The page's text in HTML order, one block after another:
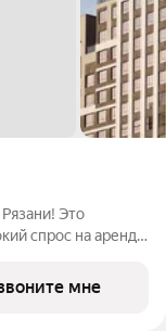
Это
спрос на аренду
мне